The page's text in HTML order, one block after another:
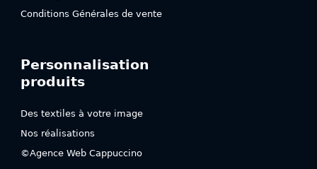
Conditions Générales de vente
Personnalisation
produits
Des textiles à votre image
Nos réalisations
©Agence Web Cappuccino